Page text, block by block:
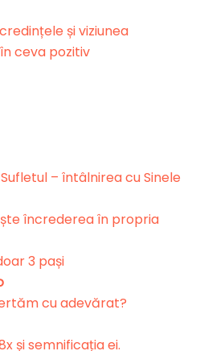
și viziunea
ceva pozitiv
– întâlnirea cu Sinele
încrederea în propria
3 pași
cu adevărat?
și semnificația ei.